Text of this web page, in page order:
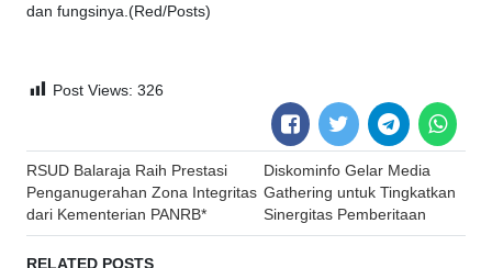
dan fungsinya.(Red/Posts)
Post Views: 326
Post
navigation
RSUD Balaraja Raih Prestasi
Penganugerahan Zona Integritas
dari Kementerian PANRB*
Diskominfo Gelar Media
Gathering untuk Tingkatkan
Sinergitas Pemberitaan
RELATED POSTS